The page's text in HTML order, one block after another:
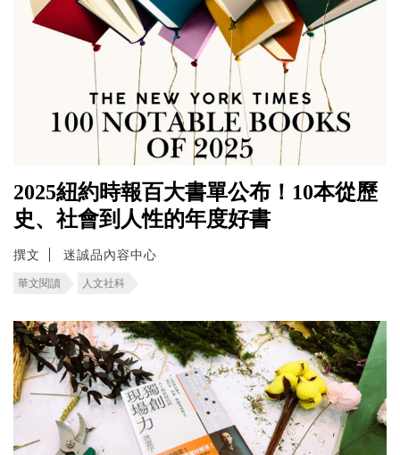
2025紐約時報百大書單公布！10本從歷
史、社會到人性的年度好書
撰文 迷誠品內容中心
華文閱讀 人文社科